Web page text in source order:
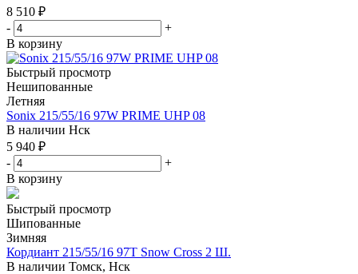
8 510 ₽
-
+
В корзину
Быстрый просмотр
Нешипованные
Летняя
Sonix 215/55/16 97W PRIME UHP 08
В наличии Нск
5 940 ₽
-
+
В корзину
Быстрый просмотр
Шипованные
Зимняя
Кордиант 215/55/16 97T Snow Cross 2 Ш.
В наличии Томск, Нск